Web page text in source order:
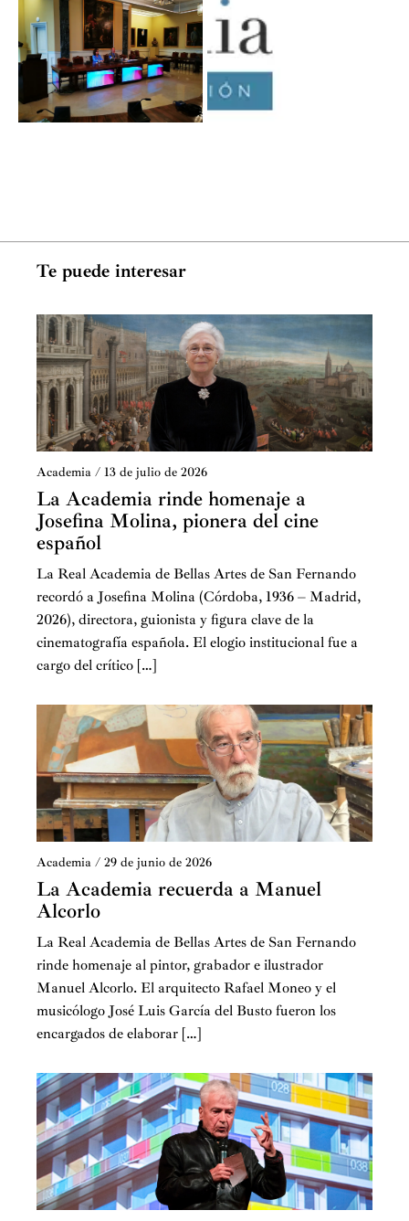
Te puede interesar
Academia / 13 de julio de 2026
La Academia rinde homenaje a
Josefina Molina, pionera del cine
español
La Real Academia de Bellas Artes de San Fernando
recordó a Josefina Molina (Córdoba, 1936 – Madrid,
2026), directora, guionista y figura clave de la
cinematografía española. El elogio institucional fue a
cargo del crítico […]
Academia / 29 de junio de 2026
La Academia recuerda a Manuel
Alcorlo
La Real Academia de Bellas Artes de San Fernando
rinde homenaje al pintor, grabador e ilustrador
Manuel Alcorlo. El arquitecto Rafael Moneo y el
musicólogo José Luis García del Busto fueron los
encargados de elaborar […]